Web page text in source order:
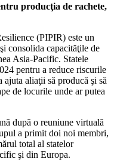
producţia de rachete,
(PIPIR) este un
consolida capacităţile de
Asia-Pacific. Statele
pentru a reduce riscurile
aliaţii să producă şi să
de locurile unde ar putea
după o reuniune virtuală
a primit doi noi membri,
total al statelor
şi din Europa.